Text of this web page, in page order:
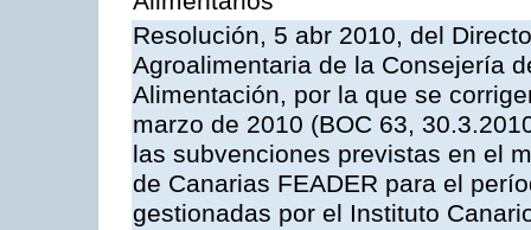
Resolución, 5 abr 2010, del
Agroalimentaria de la Consejería
Alimentación, por la que se
marzo de 2010 (BOC 63,
las subvenciones previstas en el
de Canarias FEADER para el
gestionadas por el Instituto